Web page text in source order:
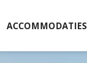
ACCOMMODATIES